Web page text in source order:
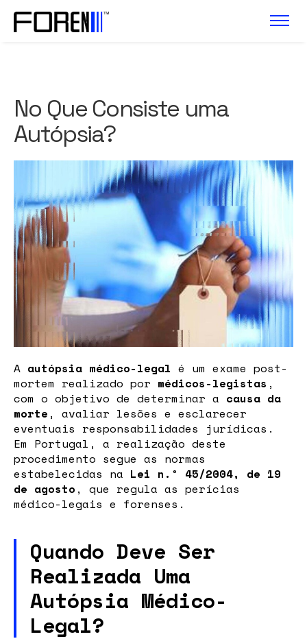
No Que Consiste uma
Autópsia?
A autópsia médico-legal é um exame post-
mortem realizado por médicos-legistas ,
com o objetivo de determinar a causa da
morte , avaliar lesões e esclarecer
eventuais responsabilidades jurídicas.
Em Portugal, a realização deste
procedimento segue as normas
estabelecidas na Lei n.º 45/2004, de 19
de agosto , que regula as perícias
médico-legais e forenses.
Quando Deve Ser
Realizada Uma
Autópsia Médico-
Legal?